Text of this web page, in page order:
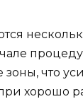
что
хорошо